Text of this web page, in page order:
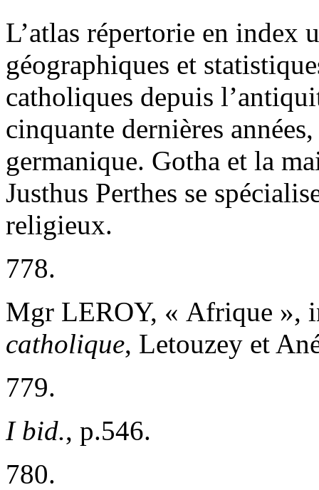
L’atlas répertorie en index
géographiques et
catholiques depuis
cinquante dernières
germanique. Gotha et la
Justhus Perthes se
religieux.
778.
Mgr LEROY, « Afrique »,
catholique, Letouzey et
779.
I bid., p.546.
780.